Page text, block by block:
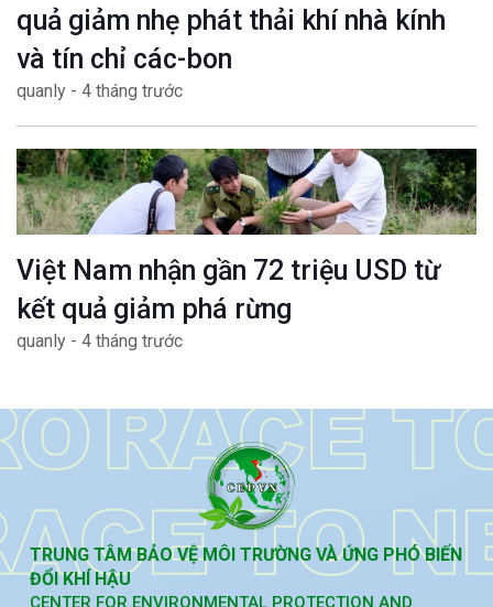
quả giảm nhẹ phát thải khí nhà kính
và tín chỉ các-bon
quanly - 4 tháng trước
Việt Nam nhận gần 72 triệu USD từ
kết quả giảm phá rừng
quanly - 4 tháng trước
TRUNG TÂM BẢO VỆ MÔI TRƯỜNG VÀ ỨNG PHÓ BIẾN
ĐỔI KHÍ HẬU